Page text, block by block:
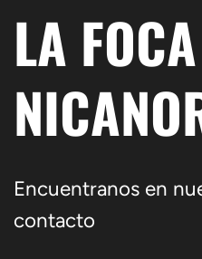
LA FOCA
Encuentranos en
contacto